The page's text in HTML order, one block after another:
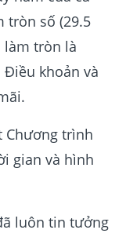
tròn số (29.5
làm tròn là
Điều khoản và
Chương trình
gian và hình
luôn tin tưởng